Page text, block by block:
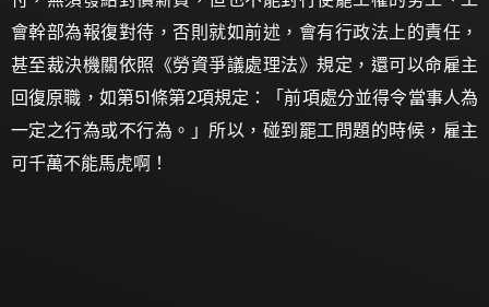
會幹部為報復對待，否則就如前述，會有行政法上的責任，
甚至裁決機關依照《勞資爭議處理法》規定，還可以命雇主
回復原職，如第51條第2項規定：「前項處分並得令當事人為
一定之行為或不行為。」所以，碰到罷工問題的時候，雇主
可千萬不能馬虎啊！